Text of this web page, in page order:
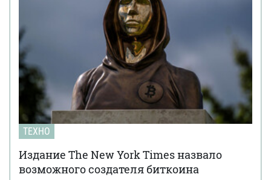
ТЕХНО
Издание The New York Times назвало
возможного создателя биткоина